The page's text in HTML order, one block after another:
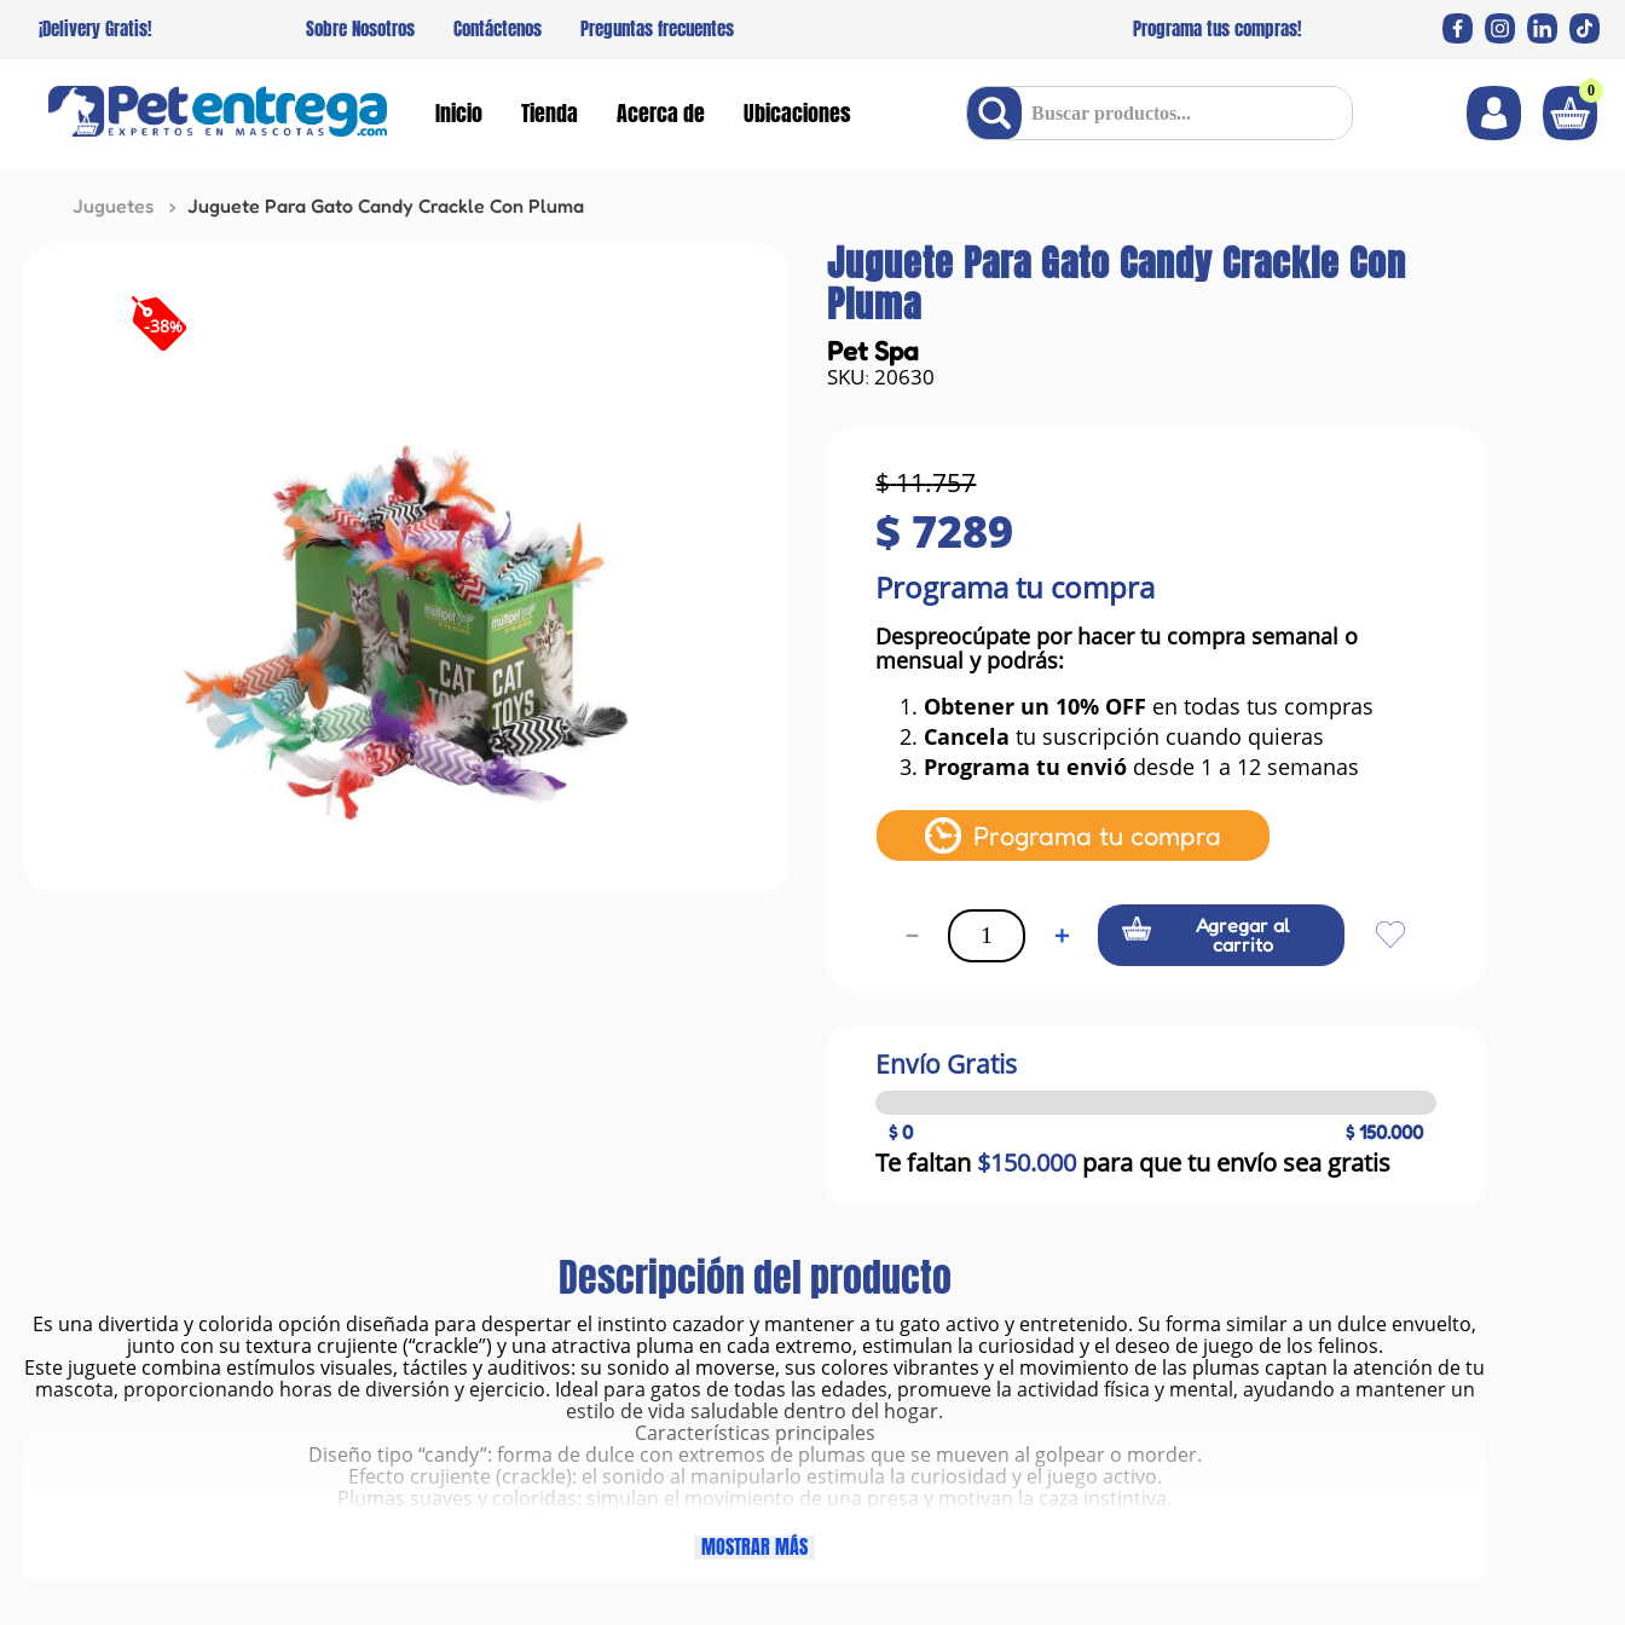
¡Delivery Gratis! Sobre Nosotros Contáctenos Preguntas frecuentes Programa tus compras!
Inicio Tienda Acerca de Ubicaciones
Buscar productos... 0
Juguetes Juguete Para Gato Candy Crackle Con Pluma
-38%
Juguete Para Gato Candy Crackle Con
Pluma
Pet Spa
: 20630
$11.757
$ 7289
Programa tu compra
Despreocúpate por hacer tu compra semanal o
mensual y podrás:
1. Obtener un 10% OFF en todas tus compras
2. Cancela tu suscripción cuando quieras
3. Programa tu envió desde 1 a 12 semanas
Programa tu compra
＋
－
Agregar al
carrito
Envío Gratis
$ 0 $ 150.000
Te faltan $150.000para que tu envío sea gratis
Descripción del producto
Es una divertida y colorida opción diseñada para despertar el instinto cazador y mantener a tu gato activo y entretenido. Su forma similar a un dulce envuelto,
junto con su textura crujiente (“crackle”) y una atractiva pluma en cada extremo, estimulan la curiosidad y el deseo de juego de los felinos.
Este juguete combina estímulos visuales, táctiles y auditivos: su sonido al moverse, sus colores vibrantes y el movimiento de las plumas captan la atención de tu
mascota, proporcionando horas de diversión y ejercicio. Ideal para gatos de todas las edades, promueve la actividad física y mental, ayudando a mantener un
estilo de vida saludable dentro del hogar.
Características principales
Diseño tipo “candy”: forma de dulce con extremos de plumas que se mueven al golpear o morder.
Efecto crujiente (crackle): el sonido al manipularlo estimula la curiosidad y el juego activo.
Plumas suaves y coloridas: simulan el movimiento de una presa y motivan la caza instintiva.
Colores surtidos: en combinaciones llamativas que atraen la atención del gato.
Beneficios
MOSTRAR MÁS